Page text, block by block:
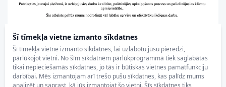
Šī tīmekļa vietne izmanto sīkdatnes
Šī tīmekļa vietne izmanto sīkdatnes, lai uzlabotu jūsu pieredzi,
pārlūkojot vietni. No šīm sīkdatnēm pārlūkprogrammā tiek saglabātas
tikai nepieciešamās sīkdatnes, jo tās ir būtiskas vietnes pamatfunkciju
darbībai. Mēs izmantojam arī trešo pušu sīkdatnes, kas palīdz mums
analizēt un saprast, kā jūs izmantojat šo vietni. Šīs sīkdatnes tiks